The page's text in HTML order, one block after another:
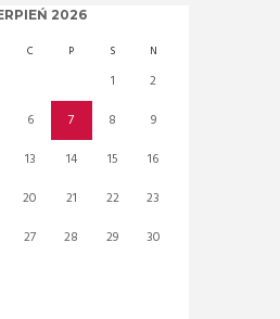
2026
C P S N
1
2
6 7 8
9
13 14 15
16
20 21 22
23
27 28 29
30